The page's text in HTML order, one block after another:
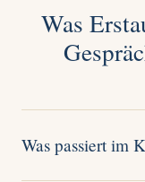
Was
Was passiert im